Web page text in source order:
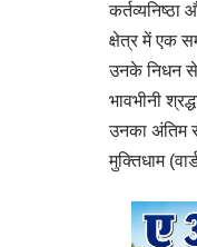
क्षेत्र में एक
उनके निधन से
भावभीनी
उनका अंतिम
मुक्तिधाम